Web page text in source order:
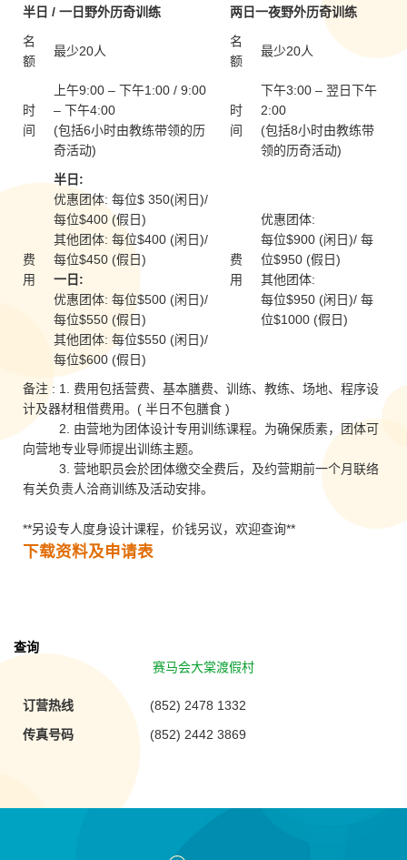
半日 / 一日野外历奇训练
两日一夜野外历奇训练
名
额
最少20人
名
额
最少20人
时
间
上午9:00 – 下午1:00 / 9:00
– 下午4:00
(包括6小时由教练带领的历
奇活动)
时
间
下午3:00 – 翌日下午
2:00
(包括8小时由教练带
领的历奇活动)
费
用
半日:
优惠团体: 每位$ 350(闲日)/
每位$400 (假日)
其他团体: 每位$400 (闲日)/
每位$450 (假日)
一日:
优惠团体: 每位$500 (闲日)/
每位$550 (假日)
其他团体: 每位$550 (闲日)/
每位$600 (假日)
费
用
优惠团体:
每位$900 (闲日)/ 每
位$950 (假日)
其他团体:
每位$950 (闲日)/ 每
位$1000 (假日)
备注 : 1. 费用包括营费、基本膳费、训练、教练、场地、程序设
计及器材租借费用。( 半日不包膳食 )
2. 由营地为团体设计专用训练课程。为确保质素，团体可
向营地专业导师提出训练主题。
3. 营地职员会於团体缴交全费后，及约营期前一个月联络
有关负责人洽商训练及活动安排。
**另设专人度身设计课程，价钱另议，欢迎查询**
下载资料及申请表
查询
赛马会大棠渡假村
订营热线
(852) 2478 1332
传真号码
(852) 2442 3869